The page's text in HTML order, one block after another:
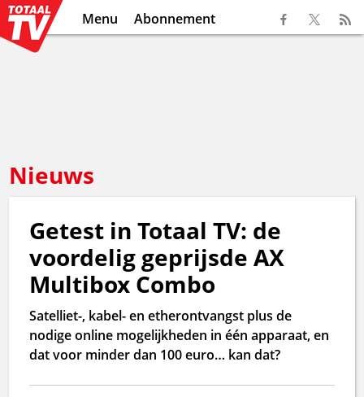
Menu Abonnement
Nieuws
Getest in Totaal TV: de
voordelig geprijsde AX
Multibox Combo
Satelliet-, kabel- en etherontvangst plus de
nodige online mogelijkheden in één apparaat, en
dat voor minder dan 100 euro… kan dat?